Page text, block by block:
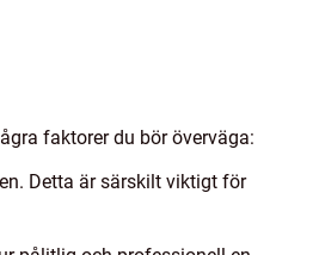
faktorer du bör överväga:
Detta är särskilt viktigt för